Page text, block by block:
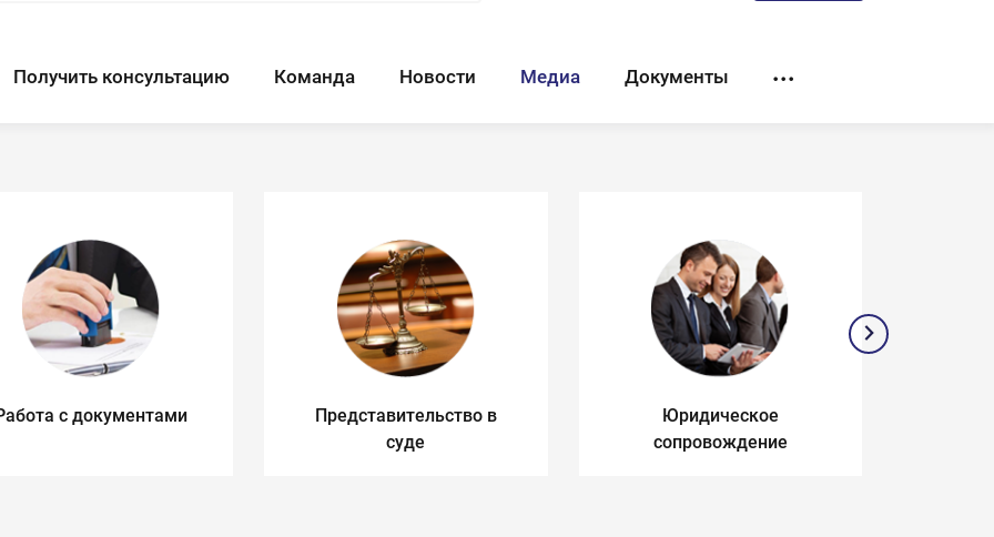
Получить консультацию Команда Новости Медиа Документы
с документами
Представительство в
суде
Юридическое
сопровождение